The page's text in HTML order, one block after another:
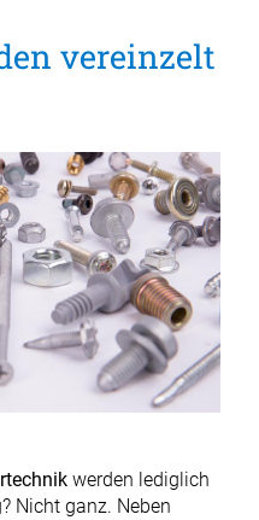
vereinzelt
werden lediglich
Nicht ganz. Neben